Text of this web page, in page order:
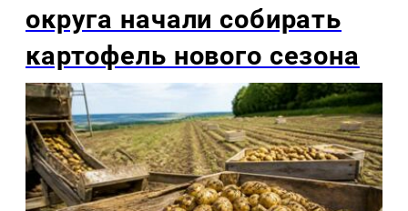
округа начали собирать
картофель нового сезона